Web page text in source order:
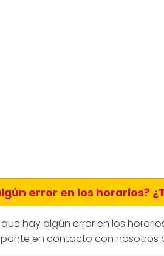
error en los horarios?
que hay algún error en los
en contacto con nosotros